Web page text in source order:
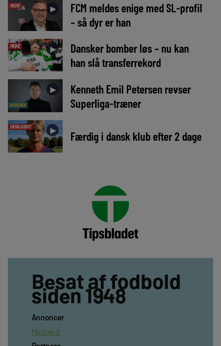
MEDIE ►
FCM meldes enige med SL-profil
– så dyr er han
MEDIE ►
Dansker bomber løs – nu kan
han slå transferrekord
NYHEDER
►
Kenneth Emil Petersen revser
Superliga-træner
EKSKLUSIVT ► Færdig i dansk klub efter 2 dage
Besat af fodbold
siden 1948
Annoncer
Mediekit